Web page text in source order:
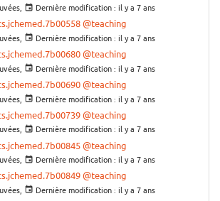
Dernière modification : il y a 7 ans
@teaching
Dernière modification : il y a 7 ans
@teaching
Dernière modification : il y a 7 ans
@teaching
Dernière modification : il y a 7 ans
@teaching
Dernière modification : il y a 7 ans
@teaching
Dernière modification : il y a 7 ans
@teaching
Dernière modification : il y a 7 ans